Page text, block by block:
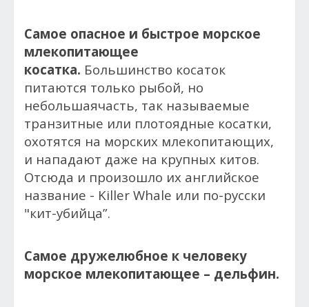
Самое опасное и быстрое морское
млекопитающее
косатка. Большинство косаток
питаются только рыбой, но
небольшаячасть, так называемые
транзитные или плотоядные косатки,
охотятся на морских млекопитающих,
и нападают даже на крупных китов.
Отсюда и произошло их английское
название - Killer Whale или по-русски
"кит-убийца”.
Самое дружелюбное к человеку
морское млекопитающее – дельфин.